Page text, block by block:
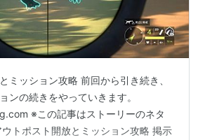
ミッション攻略 前回から引き続き、
ンの続きをやっていきます。
※この記事はストーリーのネタ
トポスト開放とミッション攻略 掲示